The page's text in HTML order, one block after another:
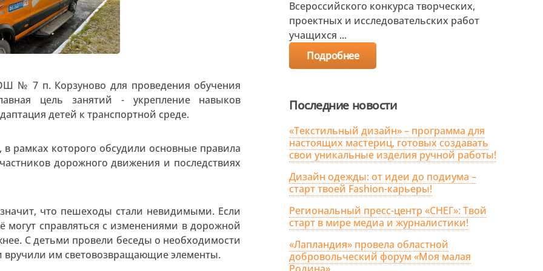
№ 7 п. Корзуново для проведения обучения
цель занятий - укрепление навыков
детей к транспортной среде.
рамках которого обсудили основные правила
дорожного движения и последствиях
что пешеходы стали невидимыми. Если
справляться с изменениями в дорожной
С детьми провели беседы о необходимости
вручили им световозвращающие элементы.
Всероссийского конкурса творческих,
проектных и исследовательских работ
учащихся ...
Подробнее
Последние новости
«Текстильный дизайн» – программа для
настоящих мастериц, готовых создавать
свои уникальные изделия ручной работы!
Дизайн одежды: от идеи до подиума –
старт твоей Fashion-карьеры!
Региональный пресс-центр «СНЕГ»: Твой
старт в мире медиа и журналистики!
«Лапландия» провела областной
добровольческий форум «Моя малая